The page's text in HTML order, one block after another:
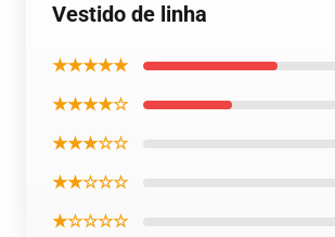
Vestido de linha
★★★★★
★★★★☆
★★★☆☆
★★☆☆☆
★☆☆☆☆